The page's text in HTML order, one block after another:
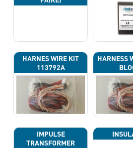
HARNES WIRE KIT
113792A
HARNESS
IMPULSE
TRANSFORMER